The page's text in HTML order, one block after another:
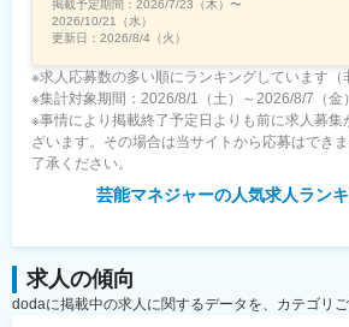
掲載予定期間： 2026/7/23（木） 〜
2026/10/21（水）
更新日： 2026/8/4（火）
※求人応募数の多い順にランキングしています（
※集計対象期間：2026/8/1（土）～2026/8/7（金）
※事情により掲載終了予定日よりも前に求人募集
ざいます。その場合は当サイトから応募はでき
了承ください。
芸能マネジャーの人気求人ラン
求人の傾向
dodaに掲載中の求人に関するデータを、カテゴリご